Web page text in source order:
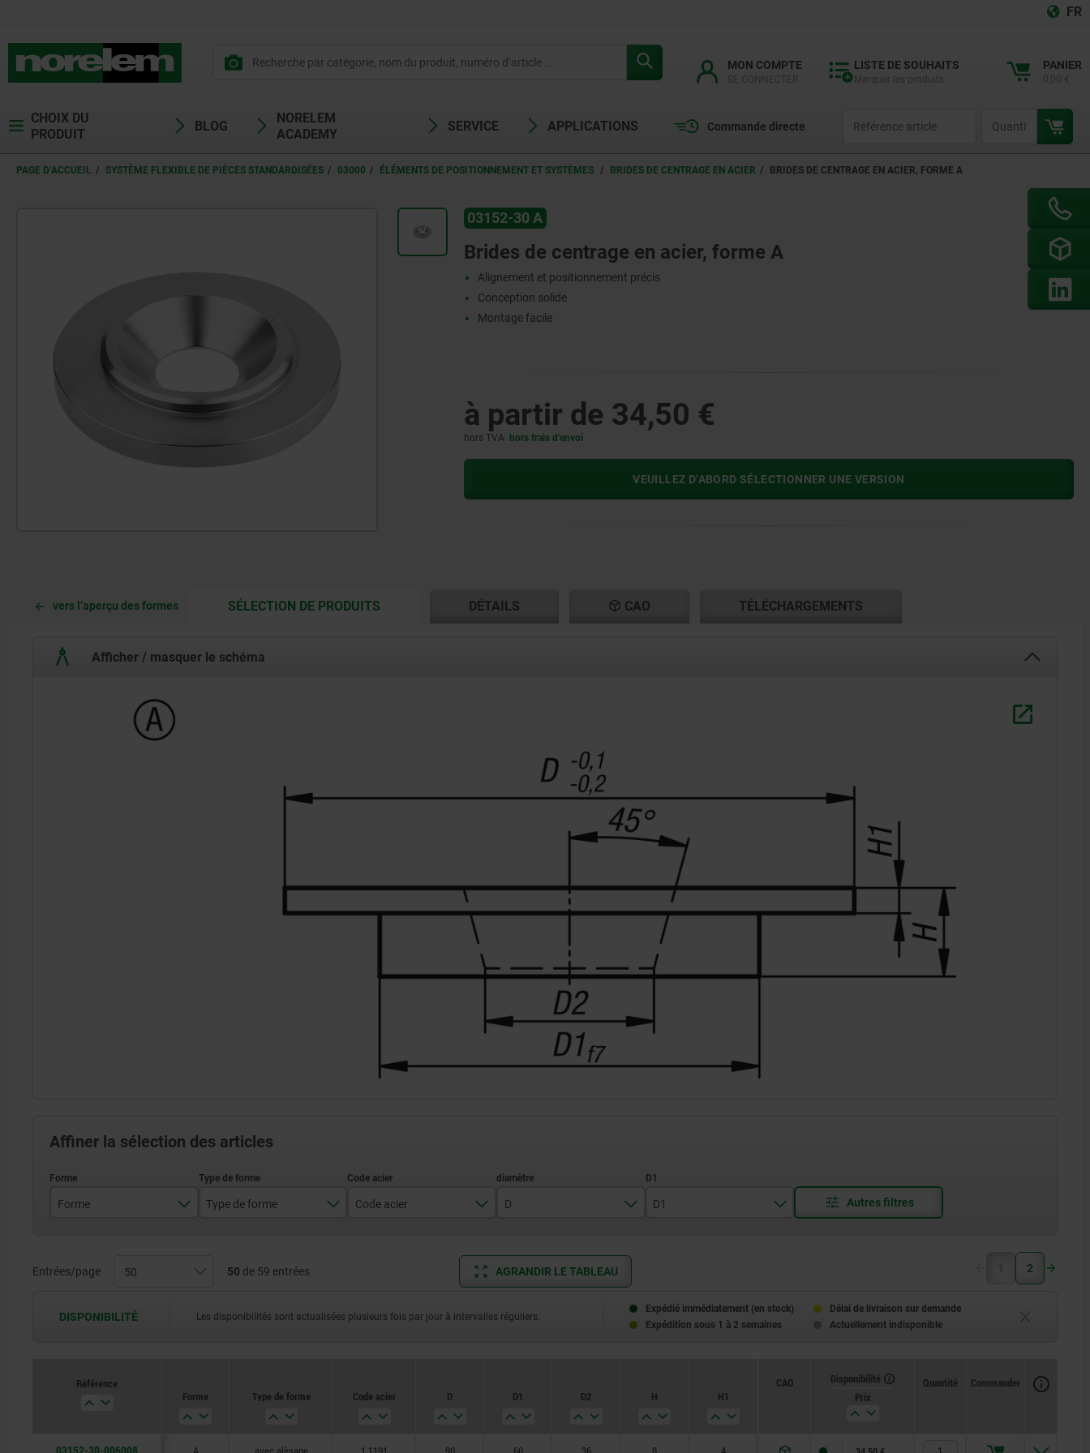
FR
MON COMPTE LISTE DE SOUHAITS PANIER
CHOIX DU
PRODUIT
BLOG
NORELEM
ACADEMY
SERVICE APPLICATIONS Commande directe
PAGE D’ACCUEIL SYSTÈME FLEXIBLE DE PIÈCES STANDARDISÉES 03000 ÉLÉMENTS DE POSITIONNEMENT ET SYSTÈMES BRIDES DE CENTRAGE EN ACIER BRIDES DE CENTRAGE EN ACIER, FORME A
03152-30 A
Brides de centrage en acier, forme A
Alignement et positionnement précis
Conception solide
Montage facile
à partir de 34,50 €
hors TVA hors frais d’envoi
VEUILLEZ D’ABORD SÉLECTIONNER UNE VERSION
vers l’aperçu des formes SÉLECTION DE PRODUITSCURRENT
CURRENT
DÉTAILS CAO TÉLÉCHARGEMENTS
Afficher / masquer le schéma
Affiner la sélection des articles
Forme Type de forme Code acier D
100
D1
90
Entrées/page 50 de 59 entrées AGRANDIR LE TABLEAU 1 2
DISPONIBILITÉ Les disponibilités sont actualisées plusieurs fois par jour à intervalles réguliers.
Expédié immédiatement (en stock)
Délai de livraison sur demande
Expédition sous 1 à 2 semaines
Actuellement indisponible
Référence
Forme
Type de forme Code acier D D1 D2 H H1
CAO
Disponibilité
Prix
Quantité Commander